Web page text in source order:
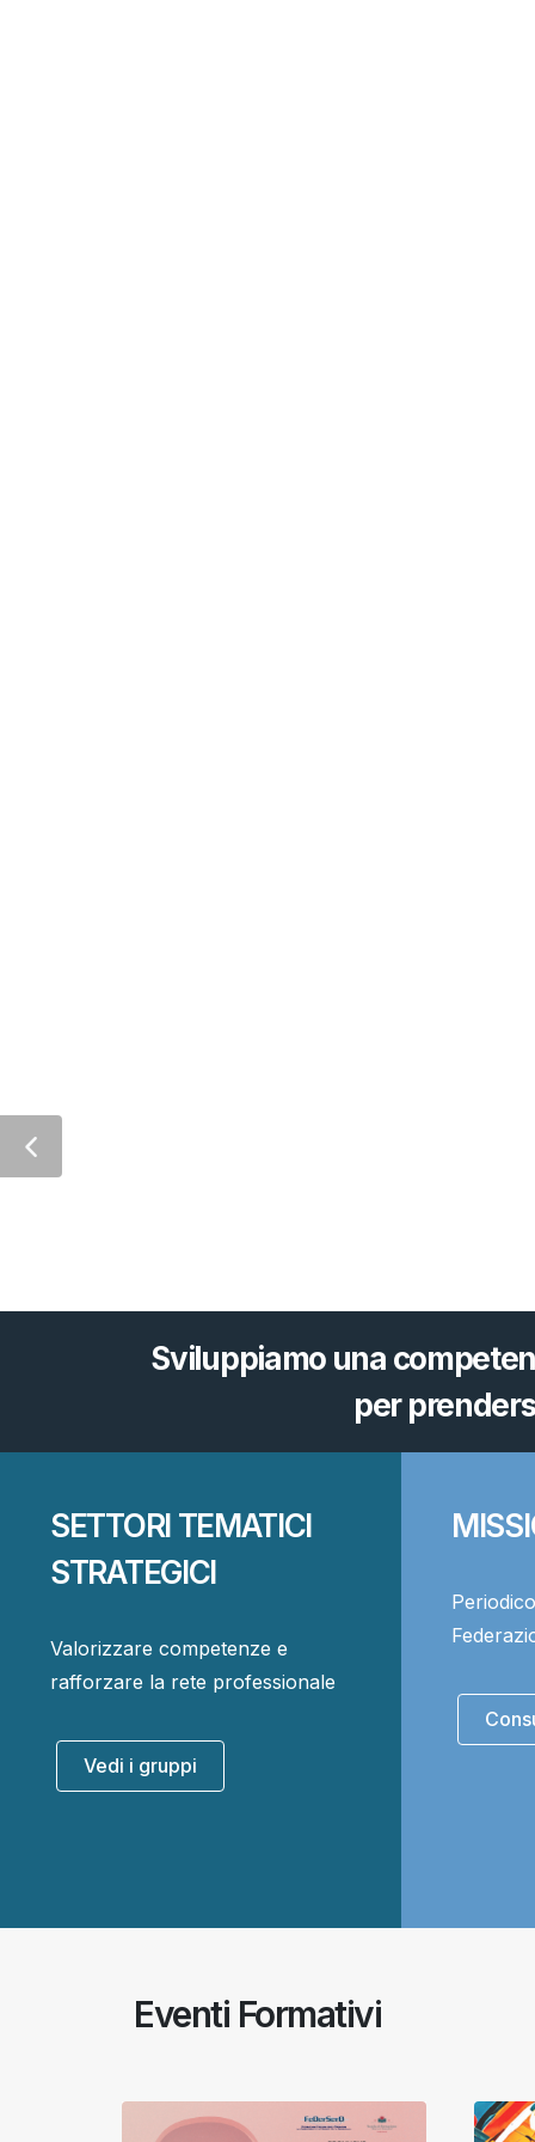
Sviluppiamo una
per
SETTORI TEMATICI
STRATEGICI
Valorizzare competenze e
rafforzare la rete professionale
Vedi i gruppi
Eventi Formativi